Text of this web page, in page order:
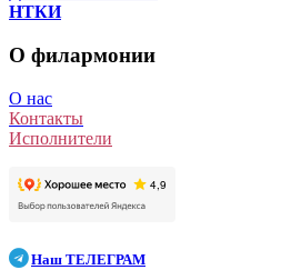
НТКИ
О филармонии
О нас
Контакты
Исполнители
Наш ТЕЛЕГРАМ